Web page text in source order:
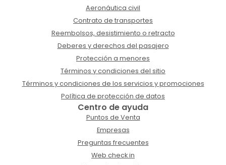
Aeronáutica civil
Contrato de transportes
Reembolsos, desistimiento o retracto
Deberes y derechos del pasajero
Protección a menores
Términos y condiciones del sitio
Términos y condiciones de los servicios y promociones
Política de protección de datos
Centro de ayuda
Puntos de Venta
Empresas
Preguntas frecuentes
Web check in